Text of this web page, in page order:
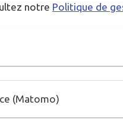
notre Politique de
(Matomo)